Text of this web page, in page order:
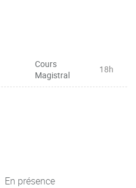
Cours
Magistral
18h
En présence